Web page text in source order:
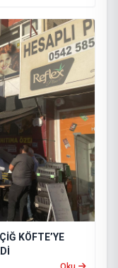
KÖFTE’YE